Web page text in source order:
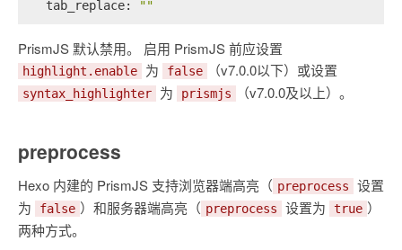
tab_replace:
""
PrismJS 默认禁用。 启用 PrismJS 前应设置
highlight.enable 为 false （v7.0.0以下）或设置
syntax_highlighter 为 prismjs （v7.0.0及以上）。
preprocess
Hexo 内建的 PrismJS 支持浏览器端高亮（ preprocess
设置
为
false ）和服务器端高亮（ preprocess 设置为 true ）
两种方式。